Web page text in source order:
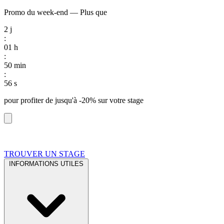
Promo du week-end — Plus que
2 j
:
01 h
:
50 min
:
55 s
pour profiter de jusqu'à -20% sur votre stage
TROUVER UN STAGE
INFORMATIONS UTILES